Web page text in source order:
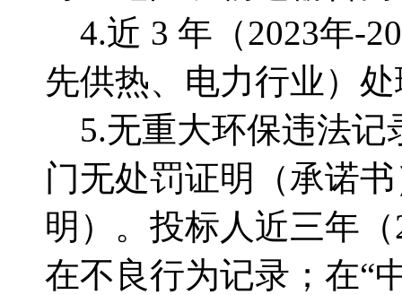
4.近 3 年（2023年-
先供热、电力行业）
5.无重大环保违法
门无处罚证明（承诺
明）。投标人近三年
在不良行为记录；在“